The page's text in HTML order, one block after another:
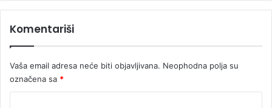
iKomentariši
Vaša email adresa neće biti objavljivana. Neophodna polja su
označena sa *